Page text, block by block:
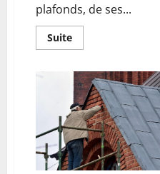
plafonds, de ses...
SuiteEn
savoir
Rénover
une
ancienne
maison
:
guide
complet
pour
redonner
vie